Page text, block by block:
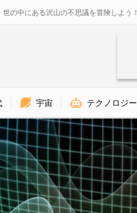
の中にある沢山の不思議を冒険しよう！
宇宙 テクノロジー